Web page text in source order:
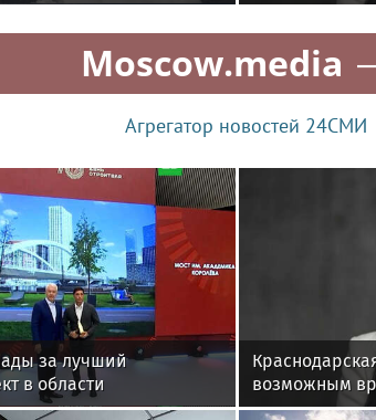
Moscow.media
Агрегатор новостей 24СМИ
за лучший
в области
возможным